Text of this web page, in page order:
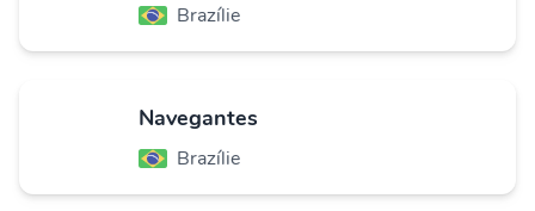
Brazílie
Navegantes
Brazílie